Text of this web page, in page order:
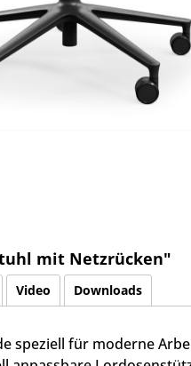
mit Netzrücken"
Video Downloads
speziell für moderne